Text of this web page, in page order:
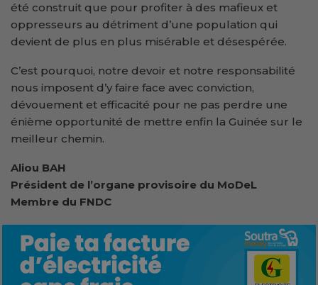
été construit que pour profiter à des mafieux et
oppresseurs au détriment d’une population qui
devient de plus en plus misérable et désespérée.
C’est pourquoi, notre devoir et notre responsabilité
nous imposent d’y faire face avec conviction,
dévouement et efficacité pour ne pas perdre une
énième opportunité de mettre enfin la Guinée sur le
meilleur chemin.
Aliou BAH
Président de l’organe provisoire du MoDeL
Membre du FNDC